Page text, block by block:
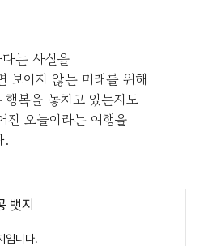
는 사실을
보이지 않는 미래를 위해
복을 놓치고 있는지도
진 오늘이라는 여행을
.
입니다.